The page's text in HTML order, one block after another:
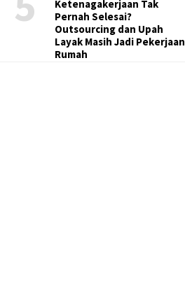
Ketenagakerjaan Tak
Pernah Selesai?
Outsourcing dan Upah
Layak Masih Jadi Pekerjaan
Rumah